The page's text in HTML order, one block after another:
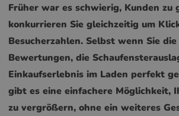
Früher war es schwierig, Kunden zu
konkurrieren Sie gleichzeitig um
Besucherzahlen. Selbst wenn Sie
Bewertungen, die
Einkaufserlebnis im Laden perfekt
gibt es eine einfachere Möglichkeit,
zu vergrößern, ohne ein weiteres